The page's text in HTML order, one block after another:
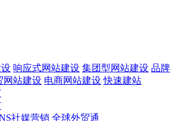
响应式网站建设 集团型网站建设 品牌
网站建设 电商网站建设 快速建站
社媒营销 全球外贸通